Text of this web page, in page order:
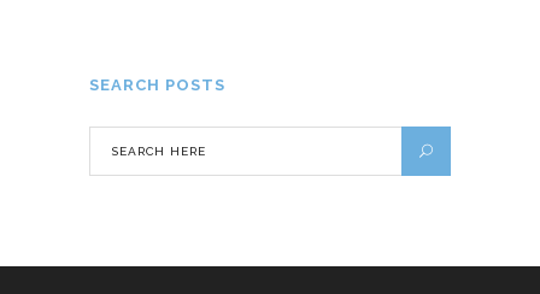
SEARCH POSTS